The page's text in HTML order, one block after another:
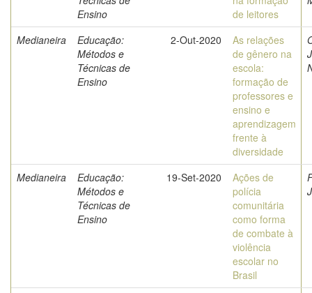
Ensino
de leitores
Medianeira
Educação:
Métodos e
Técnicas de
Ensino
2-Out-2020
As relações
de gênero na
escola:
formação de
professores e
ensino e
aprendizagem
frente à
diversidade
Medianeira
Educação:
Métodos e
Técnicas de
Ensino
19-Set-2020
Ações de
polícia
comunitária
como forma
de combate à
violência
escolar no
Brasil